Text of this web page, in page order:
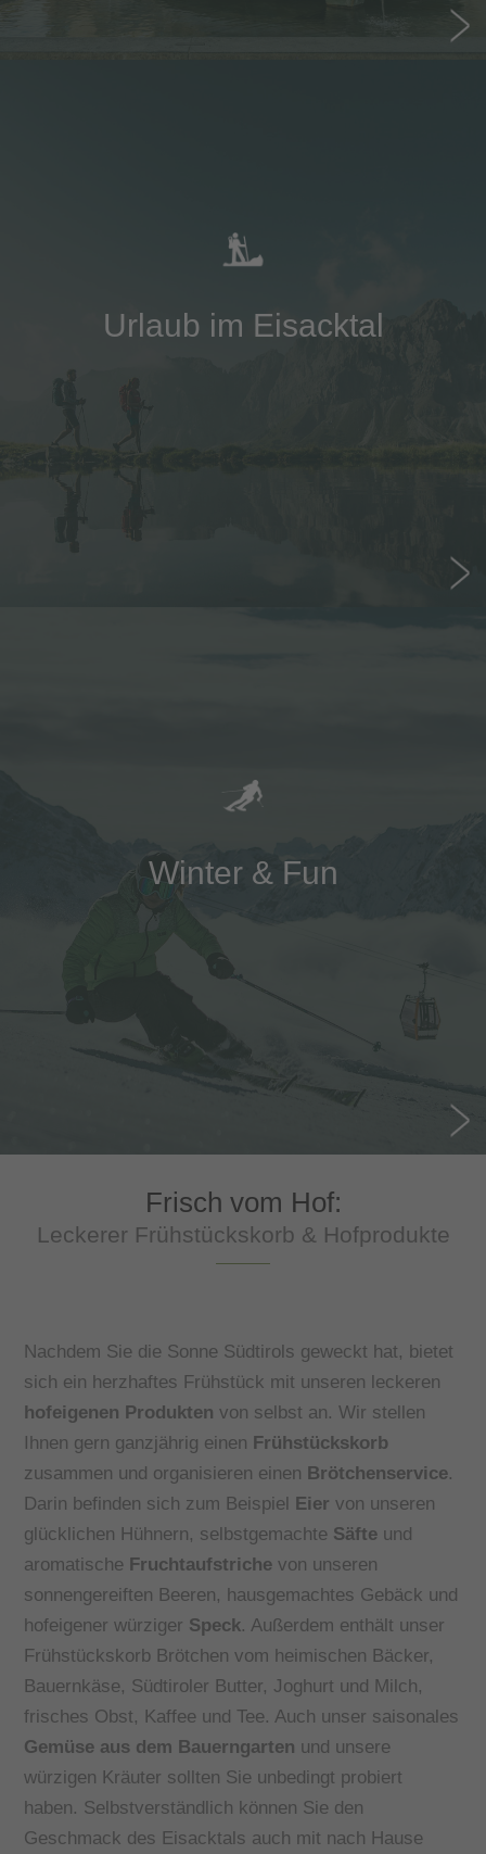
Urlaub im Eisacktal
Winter & Fun
Frisch vom Hof:
Leckerer Frühstückskorb & Hofprodukte
Nachdem Sie die Sonne Südtirols geweckt hat, bietet
sich ein herzhaftes Frühstück mit unseren leckeren
hofeigenen Produkten von selbst an. Wir stellen
Ihnen gern ganzjährig einen Frühstückskorb
zusammen und organisieren einen Brötchenservice.
Darin befinden sich zum Beispiel Eier von unseren
glücklichen Hühnern, selbstgemachte Säfte und
aromatische Fruchtaufstriche von unseren
sonnengereiften Beeren, hausgemachtes Gebäck und
hofeigener würziger Speck. Außerdem enthält unser
Frühstückskorb Brötchen vom heimischen Bäcker,
Bauernkäse, Südtiroler Butter, Joghurt und Milch,
frisches Obst, Kaffee und Tee. Auch unser saisonales
Gemüse aus dem Bauerngarten und unsere
würzigen Kräuter sollten Sie unbedingt probiert
haben. Selbstverständlich können Sie den
Geschmack des Eisacktals auch mit nach Hause